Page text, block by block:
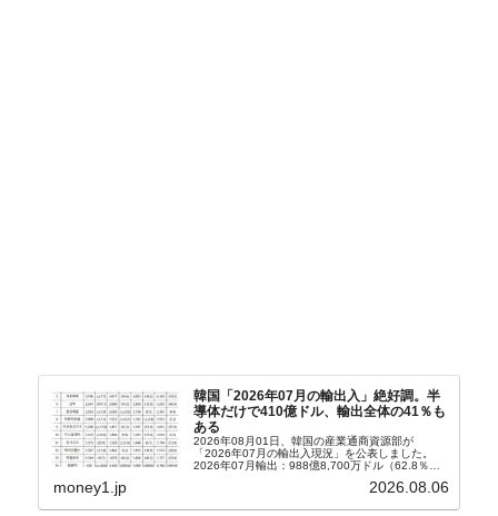
韓国「2026年07月の輸出入」絶好調。半
導体だけで410億ドル、輸出全体の41％も
ある
2026年08月01日、韓国の産業通商資源部が
「2026年07月の輸出入現況」を公表しました。
2026年07月輸出：988億8,700万ドル（62.8％）
money1.jp 2026.08.06